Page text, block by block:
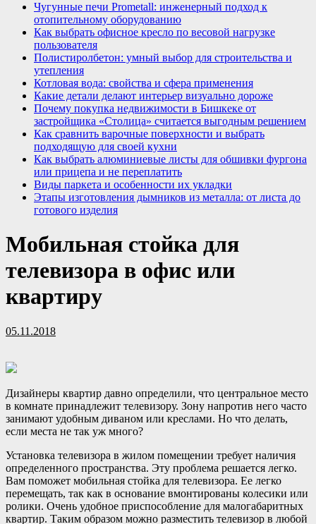
Чугунные печи Prometall: инженерный подход к
отопительному оборудованию
Как выбрать офисное кресло по весовой нагрузке
пользователя
Полистиролбетон: умный выбор для строительства и
утепления
Котловая вода: свойства и сфера применения
Какие детали делают интерьер визуально дороже
Почему покупка недвижимости в Бишкеке от
застройщика «Столица» считается выгодным решением
Как сравнить варочные поверхности и выбрать
подходящую для своей кухни
Как выбрать алюминиевые листы для обшивки фургона
или прицепа и не переплатить
Виды паркета и особенности их укладки
Этапы изготовления дымников из металла: от листа до
готового изделия
Мобильная стойка для
телевизора в офис или
квартиру
05.11.2018
Дизайнеры квартир давно определили, что центральное место
в комнате принадлежит телевизору. Зону напротив него часто
занимают удобным диваном или креслами. Но что делать,
если места не так уж много?
Установка телевизора в жилом помещении требует наличия
определенного пространства. Эту проблема решается легко.
Вам поможет мобильная стойка для телевизора. Ее легко
перемещать, так как в основание вмонтированы колесики или
ролики. Очень удобное приспособление для малогабаритных
квартир. Таким образом можно разместить телевизор в любой